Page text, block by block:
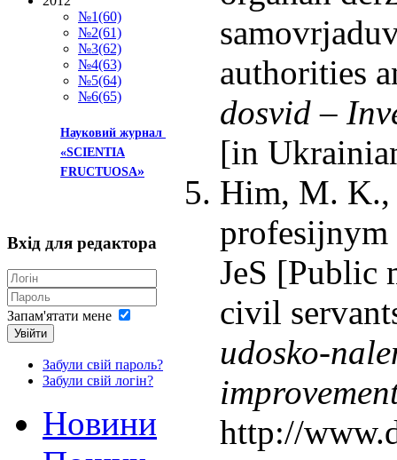
authorities
dosvid –
[in
Him, M.
profesijnym
JeS [Public
civil
udosko-
http://
№1(60)
№2(61)
№3(62)
№4(63)
№5(64)
№6(65)
Науковий журнал
«SCIENTIA
FRUCTUOSA»
Вхід для редактора
Запам'ятати мене
Увійти
Забули свій пароль?
Забули свій логін?
Новини